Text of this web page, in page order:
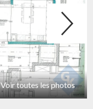
Voir toutes les photos